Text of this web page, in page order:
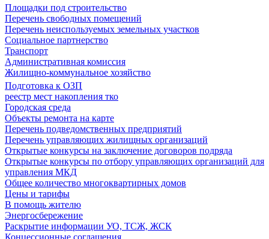
Площадки под строительство
Перечень свободных помещений
Перечень неиспользуемых земельных участков
Социальное партнерство
Транспорт
Административная комиссия
Жилищно-коммунальное хозяйство
Подготовка к ОЗП
реестр мест накопления тко
Городская среда
Объекты ремонта на карте
Перечень подведомственных предприятий
Перечень управляющих жилищных организаций
Открытые конкурсы на заключение договоров подряда
Открытые конкурсы по отбору управляющих организаций для
управления МКД
Общее количество многоквартирных домов
Цены и тарифы
В помощь жителю
Энергосбережение
Раскрытие информации УО, ТСЖ, ЖСК
Концессионные соглашения